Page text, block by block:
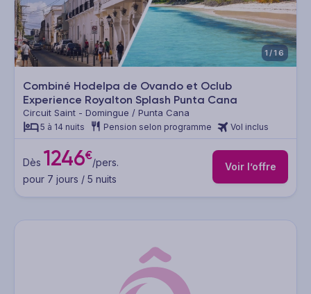
1/16
Combiné Hodelpa de Ovando et Oclub
Experience Royalton Splash Punta Cana
Circuit Saint - Domingue / Punta Cana
5 à 14 nuits Pension selon programme Vol inclus
Dès 1246€/pers.
pour 7 jours / 5 nuits
Voir l’offre